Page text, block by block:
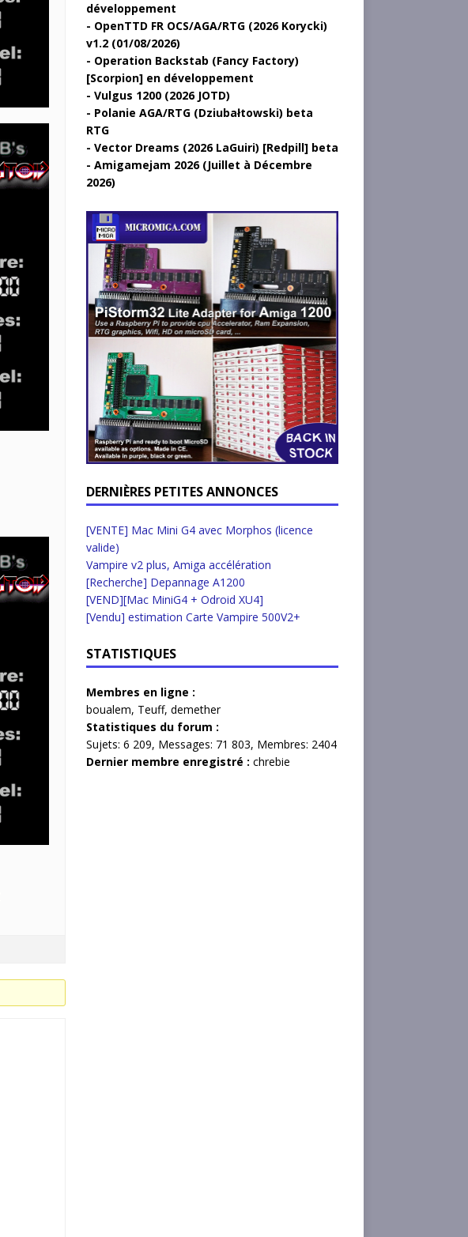
développement
OpenTTD FR OCS/AGA/RTG (2026 Korycki)
v1.2 (01/08/2026)
Operation Backstab (Fancy Factory)
[Scorpion] en développement
Vulgus 1200 (2026 JOTD)
Polanie AGA/RTG (Dziubałtowski) beta
RTG
Vector Dreams (2026 LaGuiri) [Redpill] beta
Amigamejam 2026 (Juillet à Décembre
2026)
DERNIÈRES PETITES ANNONCES
[VENTE] Mac Mini G4 avec Morphos (licence
valide)
Vampire v2 plus, Amiga accélération
[Recherche] Depannage A1200
[VEND][Mac MiniG4 + Odroid XU4]
[Vendu] estimation Carte Vampire 500V2+
STATISTIQUES
Membres en ligne :
boualem, Teuff, demether
Statistiques du forum :
Sujets: 6 209, Messages: 71 803, Membres: 2404
Dernier membre enregistré : chrebie